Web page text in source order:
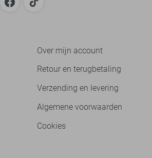
Over mijn account
Retour en terugbetaling
Verzending en levering
Algemene voorwaarden
Cookies